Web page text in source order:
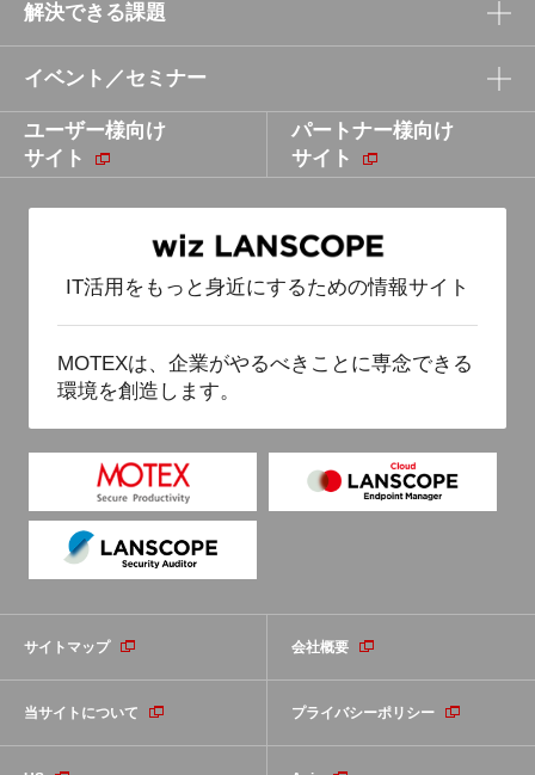
品質と性能にこだわった開発／検証体制
パソコンからスマホまでまとめて管理
難しいセキュリティを誰でも簡単に
解決できる課題
セキュリティパッチ適用による脆弱性対策の課題
テレワーク／在宅勤務における勤怠・残業・労務
管理の課題
テレワーク／在宅勤務におけるセキュリティの課
Windows10 大型アップデート管理・更新プログラ
ム管理の課題
イベント／セミナー
イベント／セミナー
ユーザー様向け
サイト
パートナー様向け
サイト
IT活用をもっと身近にするための情報サイト
MOTEXは、企業がやるべきことに専念できる
環境を創造します。
サイトマップ 会社概要
当サイトについて プライバシーポリシー